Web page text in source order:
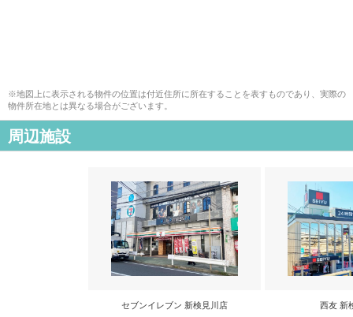
※地図上に表示される物件の位置は付近住所に所在することを表すものであり、実際の
物件所在地とは異なる場合がございます。
周辺施設
セブンイレブン 新検見川店 西友 新